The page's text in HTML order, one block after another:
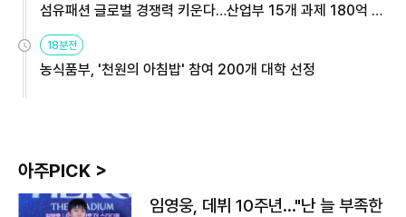
섬유패션 글로벌 경쟁력 키운다…산업부 15개 과제 180억 지
18분전
농식품부, '천원의 아침밥' 참여 200개 대학 선정
아주PICK >
임영웅, 데뷔 10주년…"난 늘 부족한